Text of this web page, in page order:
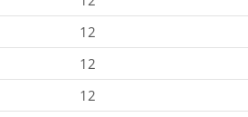
12
12
12